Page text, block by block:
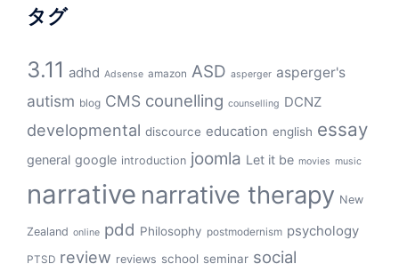
タグ
3.11 adhd Adsense amazon ASD asperger asperger's
autism blog CMS counelling counselling DCNZ
developmental discource education english essay
general google introduction joomla Let it be movies music
narrative narrative therapy New
Zealand online pdd Philosophy postmodernism psychology
PTSD review reviews school seminar social